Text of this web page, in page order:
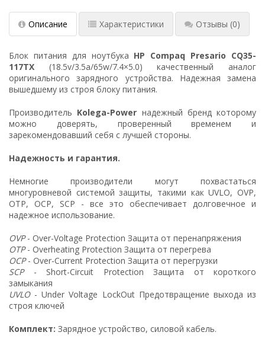
Описание Характеристики Отзывы (0)
Блок питания для ноутбука HP Compaq Presario CQ35-
117TX (18.5v/3.5a/65w/7.4×5.0) качественный аналог
оригинального зарядного устройства. Надежная замена
вышедшему из строя блоку питания.
Производитель Kolega-Power надежный бренд которому
можно доверять, проверенный временем и
зарекомендовавший себя с лучшей стороны.
Надежность и гарантия.
Немногие производители могут похвастаться
многуровневой системой защиты, такими как UVLO, OVP,
OTP, OCP, SCP - все это обеспечивает долговечное и
надежное использование.
OVP- Over-Voltage Protection Защита от перенапряжения
OTP- Overheating Protection Защита от перегрева
OCP- Over-Current Protection Защита от перегрузки
SCP- Short-Circuit Protection Защита от короткого
замыкания
UVLO- Under Voltage LockOut Предотвращение выхода из
строя ключей
Комплект: Зарядное устройство, силовой кабель.